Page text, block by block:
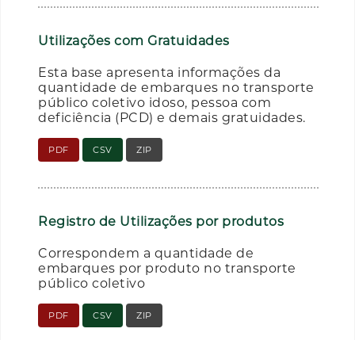
Utilizações com Gratuidades
Esta base apresenta informações da
quantidade de embarques no transporte
público coletivo idoso, pessoa com
deficiência (PCD) e demais gratuidades.
PDF CSV ZIP
Registro de Utilizações por produtos
Correspondem a quantidade de
embarques por produto no transporte
público coletivo
PDF CSV ZIP